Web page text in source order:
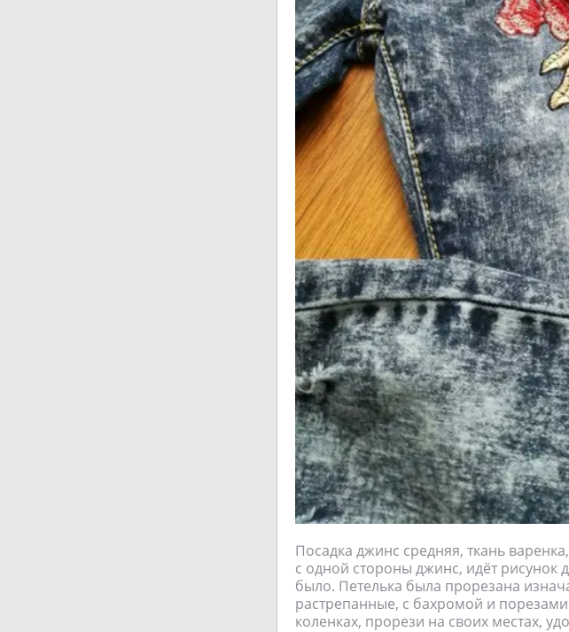
Посадка джинс средняя, ткань
с одной стороны джинс, идёт рисунок
было. Петелька была прорезана
растрепанные, с бахромой и
коленках, прорези на своих местах,